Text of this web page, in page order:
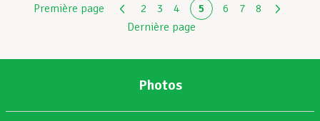
Première page 2 3 4 5 6 7
8
Dernière page
Photos